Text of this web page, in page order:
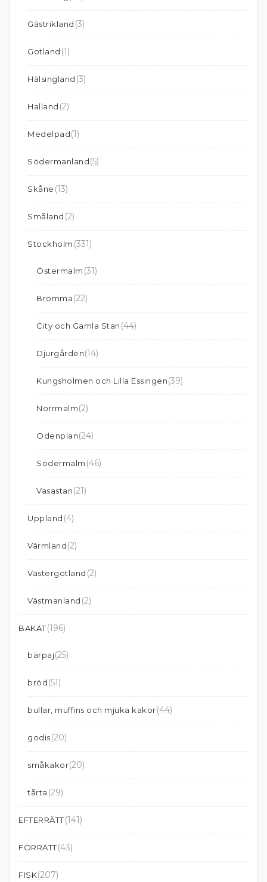
Gästrikland (3)
Gotland (1)
Hälsingland (3)
Halland (2)
Medelpad(1)
Södermanland(5)
Skåne (13)
Småland (2)
Stockholm (331)
Östermalm (31)
Bromma(22)
City och Gamla Stan (44)
Djurgården(14)
Kungsholmen och Lilla Essingen(39)
Norrmalm(2)
Odenplan(24)
Södermalm (46)
Vasastan(21)
Uppland (4)
Värmland(2)
Västergötland (2)
Västmanland (2)
BAKAT(196)
bärpaj(25)
bröd(51)
bullar, muffins och mjuka kakor(44)
godis(20)
småkakor(20)
tårta (29)
EFTERRÄTT(141)
FÖRRÄTT(43)
FISK(207)